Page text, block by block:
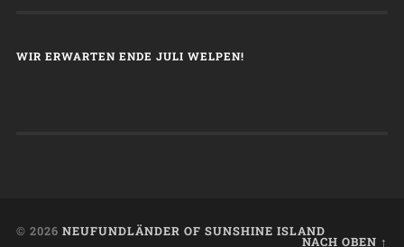
WIR ERWARTEN ENDE JULI WELPEN!
© 2026 NEUFUNDLÄNDER OF SUNSHINE ISLAND
NACH OBEN ↑